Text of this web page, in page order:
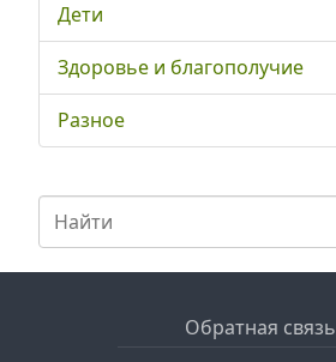
Дети
Здоровье и благополучие
Разное
Обратная связь